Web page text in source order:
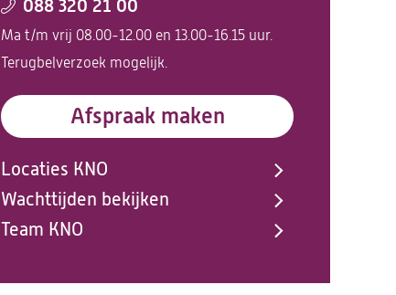
088 320 21 00
Ma t/m vrij 08.00-12.00 en 13.00-16.15 uur.
Terugbelverzoek mogelijk.
Afspraak maken
Locaties KNO
Wachttijden bekijken
Team KNO